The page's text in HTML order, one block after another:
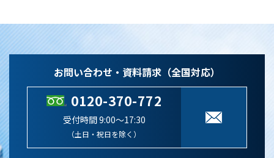
お問い合わせ・資料請求（全国対応）
0120-370-772
受付時間 9:00～17:30
（土日・祝日を除く）